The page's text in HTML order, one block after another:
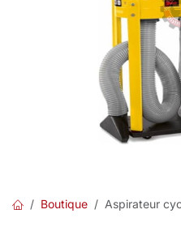
Boutique Aspirateur